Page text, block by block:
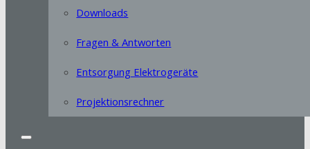
Downloads
Fragen & Antworten
Entsorgung Elektrogeräte
Projektionsrechner